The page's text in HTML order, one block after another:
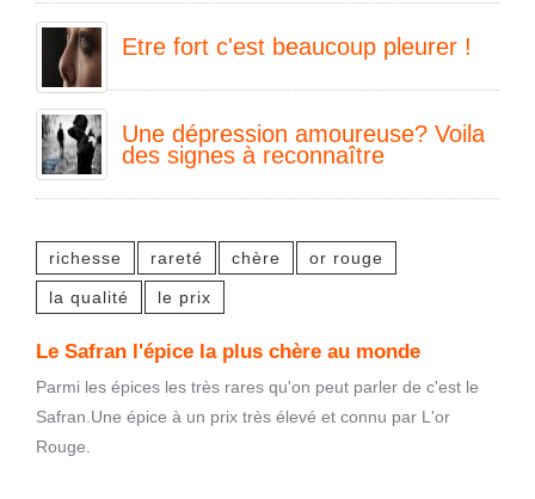
Etre fort c'est beaucoup pleurer !
Une dépression amoureuse? Voila
des signes à reconnaître
richesse rareté chère or rouge
la qualité le prix
Le Safran l'épice la plus chère au monde
Parmi les épices les très rares qu'on peut parler de c'est le
Safran.Une épice à un prix très élevé et connu par L'or
Rouge.